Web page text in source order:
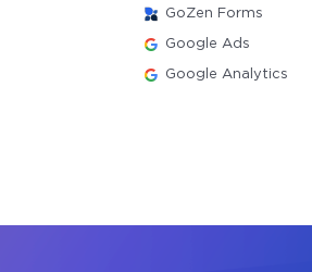
GoZen Forms
Google Ads
Google Analytics